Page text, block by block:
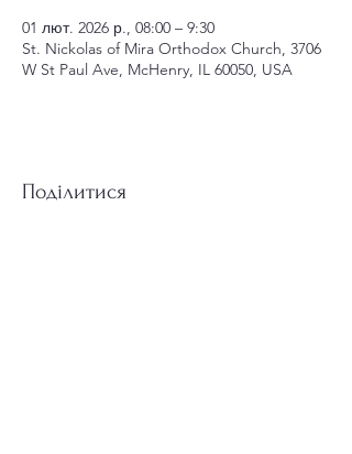
01 лют. 2026 р., 08:00 – 9:30
St. Nickolas of Mira Orthodox Church, 3706
W St Paul Ave, McHenry, IL 60050, USA
Поділитися